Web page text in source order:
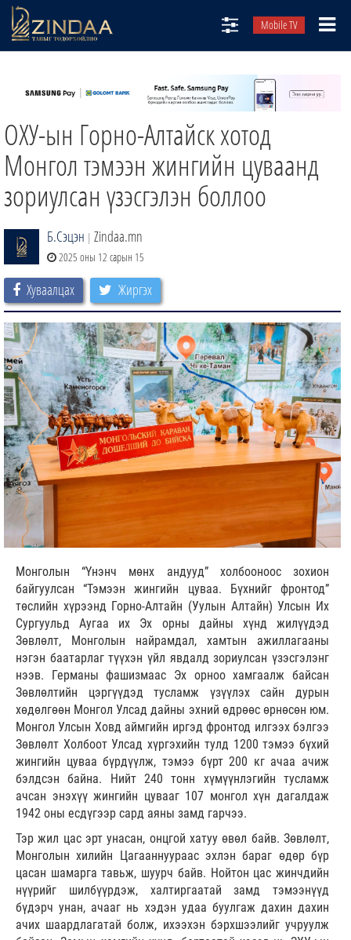
Mobile TV
ТВ8
ӨГЛӨӨНИЙ СОНИН
АУДИО ЗОХИОЛ
ОХУ-ын Горно-Алтайск хотод
Монгол тэмээн жингийн цуваанд
зориулсан үзэсгэлэн боллоо
Б.Сэцэн | Zindaa.mn
2025 оны 12 сарын 15
Хуваалцах Жиргэх
Монголын “Үнэнч мөнх андууд” холбооноос зохион
байгуулсан “Тэмээн жингийн цуваа. Бүхнийг фронтод”
төслийн хүрээнд Горно-Алтайн (Уулын Алтайн) Улсын Их
Сургуульд Аугаа их Эх орны дайны хүнд жилүүдэд
Зөвлөлт, Монголын найрамдал, хамтын ажиллагааны
нэгэн баатарлаг түүхэн үйл явдалд зориулсан үзэсгэлэнг
нээв. Германы фашизмаас Эх орноо хамгаалж байсан
Зөвлөлтийн цэргүүдэд тусламж үзүүлэх сайн дурын
хөдөлгөөн Монгол Улсад дайны эхний өдрөөс өрнөсөн юм.
Монгол Улсын Ховд аймгийн иргэд фронтод илгээх бэлгээ
Зөвлөлт Холбоот Улсад хүргэхийн тулд 1200 тэмээ бүхий
жингийн цуваа бүрдүүлж, тэмээ бүрт 200 кг ачаа ачиж
бэлдсэн байна. Нийт 240 тонн хүмүүнлэгийн тусламж
ачсан энэхүү жингийн цувааг 107 монгол хүн дагалдаж
1942 оны есдүгээр сард аяны замд гарчээ.
Тэр жил цас эрт унасан, онцгой хатуу өвөл байв. Зөвлөлт,
Монголын хилийн Цагааннуураас эхлэн бараг өдөр бүр
цасан шамарга тавьж, шуурч байв. Нойтон цас жинчдийн
нүүрийг шилбүүрдэж, халтиргаатай замд тэмээнүүд
бүдэрч унан, ачааг нь хэдэн удаа буулгаж дахин дахин
ачих шаардлагатай болж, ихээхэн бэрхшээлийг учруулж